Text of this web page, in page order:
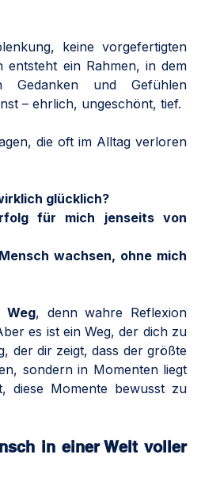
keine vorgefertigten
entsteht ein Rahmen, in dem
und Gefühlen
– ehrlich, ungeschönt, tief.
die oft im Alltag verloren
glücklich?
für mich jenseits von
wachsen, ohne mich
Weg, denn wahre Reflexion
es ist ein Weg, der dich zu
der dir zeigt, dass der größte
sondern in Momenten liegt
diese Momente bewusst zu
in einer Welt voller